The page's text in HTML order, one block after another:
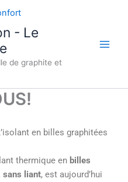
- Le
de graphite et
en billes graphitées
thermique en billes
sans liant, est aujourd’hui